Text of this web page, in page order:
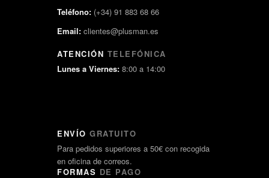
Teléfono: (+34) 91 883 68 66
Email: clientes@plusman.es
ATENCIÓN TELEFÓNICA
Lunes a Viernes: 8:00 a 14:00
ENVÍO GRATUITO
Para pedidos superiores a 50€ con recogida
en oficina de correos.
FORMAS DE PAGO